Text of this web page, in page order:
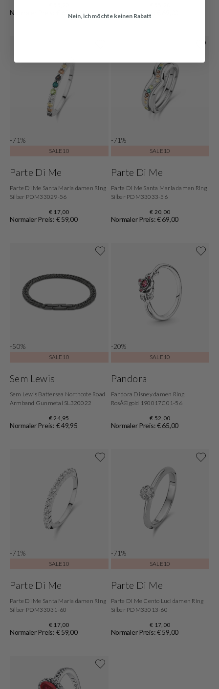
Normaler Preis: € 69,00 Normaler Preis: € 69,00
-71%
SALE10
Parte Di Me
Parte Di Me Santa Maria damen Ring
Silber PDM33029-56
€ 17,00
Normaler Preis: € 59,00
-71%
SALE10
Parte Di Me
Parte Di Me Santa Maria damen Ring
Silber PDM33033-56
€ 20,00
Normaler Preis: € 69,00
-50%
SALE10
Sem Lewis
Sem Lewis Battersea Northcote Road
Armband Gunmetal SL320022
€ 24,95
Normaler Preis: € 49,95
-20%
SALE10
Pandora
Pandora Disney damen Ring
RosÃ©gold 190017C01-56
€ 52,00
Normaler Preis: € 65,00
-71%
SALE10
Parte Di Me
Parte Di Me Santa Maria damen Ring
Silber PDM33031-60
€ 17,00
Normaler Preis: € 59,00
-71%
SALE10
Parte Di Me
Parte Di Me Cento Luci damen Ring
Silber PDM33013-60
€ 17,00
Normaler Preis: € 59,00
Nein, ich möchte keinen Rabatt